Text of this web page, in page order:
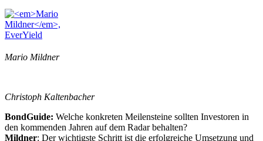
Mario Mildner
Christoph Kaltenbacher
BondGuide: Welche konkreten Meilensteine sollten Investoren in
den kommenden Jahren auf dem Radar behalten?
Mildner: Der wichtigste Schritt ist die erfolgreiche Umsetzung und